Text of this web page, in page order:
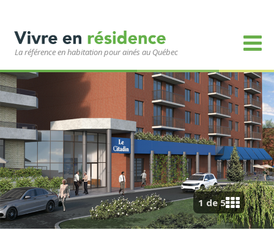
La référence en habitation pour ainés au Québec
1 de 5